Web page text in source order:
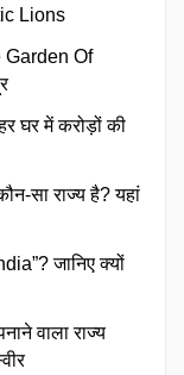
Lions
Garden Of
घर में करोड़ों की
सा राज्य है? यहां
जानिए क्यों
वाला राज्य